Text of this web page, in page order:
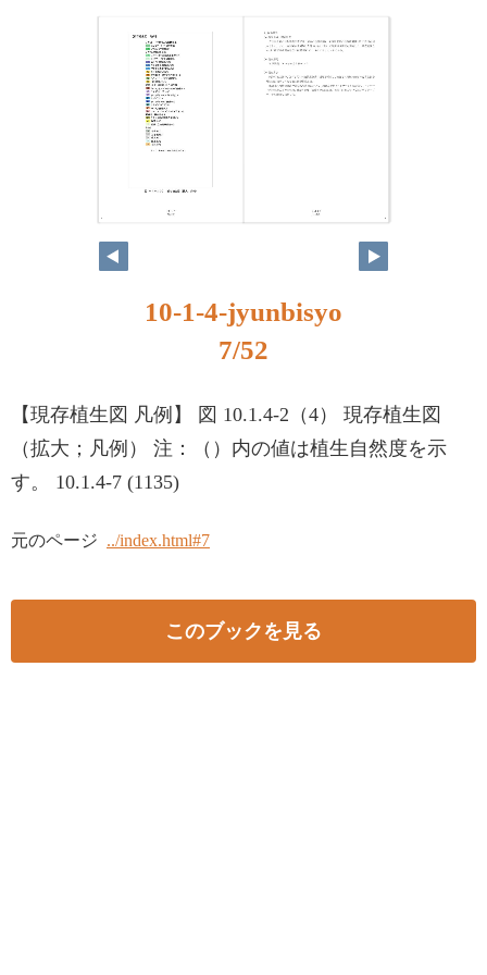
7 8
10-1-4-jyunbisyo
7/52
【現存植生図 凡例】 図 10.1.4-2（4） 現存植生図
（拡大；凡例） 注：（）内の値は植生自然度を示
す。 10.1.4-7 (1135)
元のページ ../index.html#7
このブックを見る